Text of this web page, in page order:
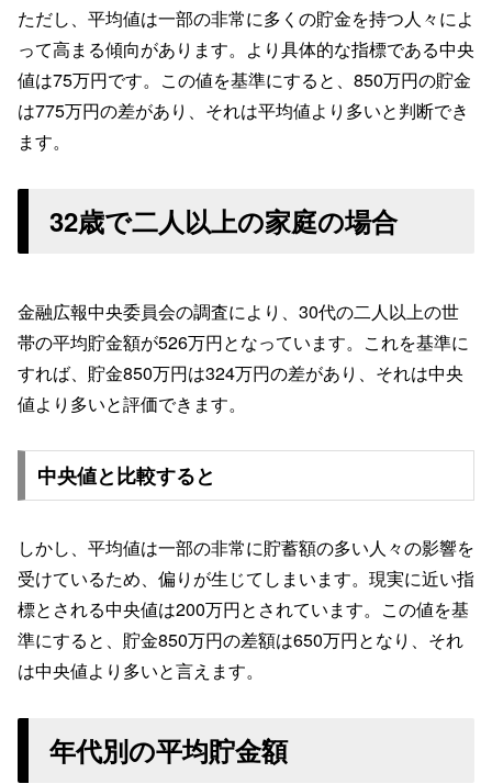
ただし、平均値は一部の非常に多くの貯金を持つ人々によ
って高まる傾向があります。より具体的な指標である中央
値は75万円です。この値を基準にすると、850万円の貯金
は775万円の差があり、それは平均値より多いと判断でき
ます。
32歳で二人以上の家庭の場合
金融広報中央委員会の調査により、30代の二人以上の世
帯の平均貯金額が526万円となっています。これを基準に
すれば、貯金850万円は324万円の差があり、それは中央
値より多いと評価できます。
中央値と比較すると
しかし、平均値は一部の非常に貯蓄額の多い人々の影響を
受けているため、偏りが生じてしまいます。現実に近い指
標とされる中央値は200万円とされています。この値を基
準にすると、貯金850万円の差額は650万円となり、それ
は中央値より多いと言えます。
年代別の平均貯金額